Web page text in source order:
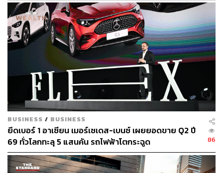
ภายในกว้างขวาง นั่งสบาย สิ่งอำนวยความสะดวกครบ
หลายคนน่าจะตกหลุมรักรถคันนี้ตั้งแต่ตอนเปิดประตูเข้าไป
ในห้องโดยสาร เพราะขนาดพื้นที่ภายในให้ความรู้สึกกว้าง
BUSINESS / BUSINESS
ยึดเบอร์ 1 อาเซียน เมอร์เซเดส-เบนซ์ เผยยอดขาย Q2 ปี
69 ทั่วโลกทะลุ 5 แสนคัน รถไฟฟ้าโตกระฉูด
86